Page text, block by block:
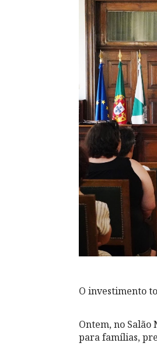
O investimento
Ontem, no Salão
para famílias,